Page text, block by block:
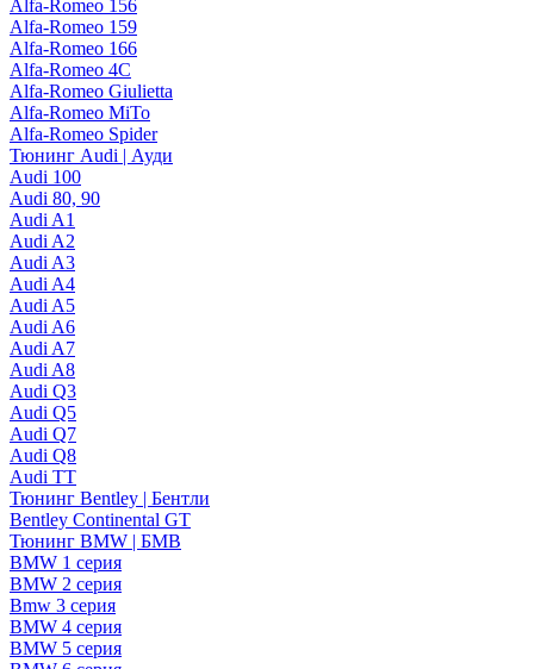
Alfa-Romeo 156
Alfa-Romeo 159
Alfa-Romeo 166
Alfa-Romeo 4C
Alfa-Romeo Giulietta
Alfa-Romeo MiTo
Alfa-Romeo Spider
Тюнинг Audi | Ауди
Audi 100
Audi 80, 90
Audi A1
Audi A2
Audi A3
Audi A4
Audi A5
Audi A6
Audi A7
Audi A8
Audi Q3
Audi Q5
Audi Q7
Audi Q8
Audi TT
Тюнинг Bentley | Бентли
Bentley Continental GT
Тюнинг BMW | БМВ
BMW 1 серия
BMW 2 серия
Bmw 3 серия
BMW 4 серия
BMW 5 серия